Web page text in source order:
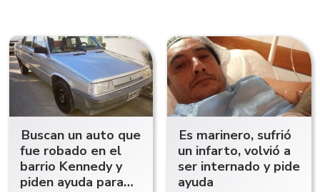
Buscan un auto que
fue robado en el
barrio Kennedy y
piden ayuda para
Es marinero, sufrió
un infarto, volvió a
ser internado y pide
ayuda